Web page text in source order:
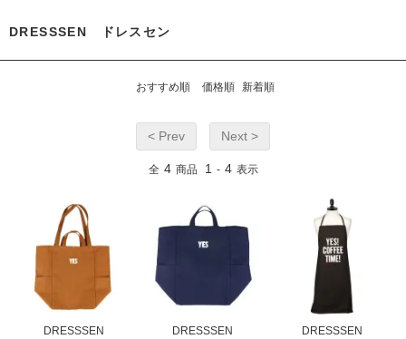
DRESSSEN ドレスセン
おすすめ順 価格順 新着順
< Prev Next >
全 4 商品 1 - 4 表示
DRESSSEN
DRESSSEN
DRESSSEN